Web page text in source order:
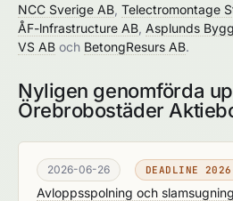
NCC Sverige AB Telectromontage
ÅF-lnfrastructure AB Asplunds
VS AB och BetongResurs AB.
Nyligen genomförda
Örebrobostäder
2026-06-26 DEADLINE
Avloppsspolning och slamsugning